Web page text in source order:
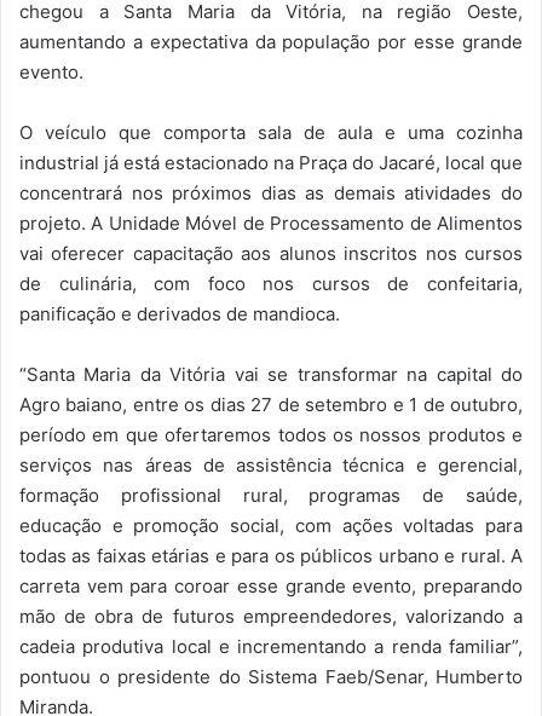
chegou a Santa Maria da Vitória, na região Oeste,
aumentando a expectativa da população por esse grande
evento.
O veículo que comporta sala de aula e uma cozinha
industrial já está estacionado na Praça do Jacaré, local que
concentrará nos próximos dias as demais atividades do
projeto. A Unidade Móvel de Processamento de Alimentos
vai oferecer capacitação aos alunos inscritos nos cursos
de culinária, com foco nos cursos de confeitaria,
panificação e derivados de mandioca.
“Santa Maria da Vitória vai se transformar na capital do
Agro baiano, entre os dias 27 de setembro e 1 de outubro,
período em que ofertaremos todos os nossos produtos e
serviços nas áreas de assistência técnica e gerencial,
formação profissional rural, programas de saúde,
educação e promoção social, com ações voltadas para
todas as faixas etárias e para os públicos urbano e rural. A
carreta vem para coroar esse grande evento, preparando
mão de obra de futuros empreendedores, valorizando a
cadeia produtiva local e incrementando a renda familiar”,
pontuou o presidente do Sistema Faeb/Senar, Humberto
Miranda.